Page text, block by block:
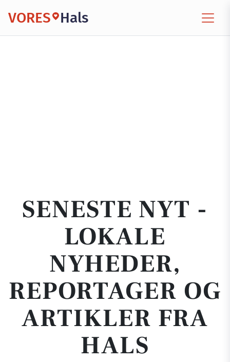
VORES Hals
SENESTE NYT -
LOKALE
NYHEDER,
REPORTAGER OG
ARTIKLER FRA
HALS